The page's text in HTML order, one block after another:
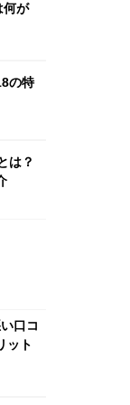
何が
の特
は？
口コ
ット